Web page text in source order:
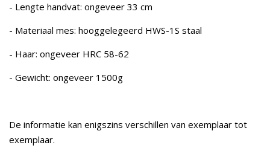
- Lengte handvat: ongeveer 33 cm
- Materiaal mes: hooggelegeerd HWS-1S staal
- Haar: ongeveer HRC 58-62
- Gewicht: ongeveer 1500g
De informatie kan enigszins verschillen van exemplaar tot
exemplaar.